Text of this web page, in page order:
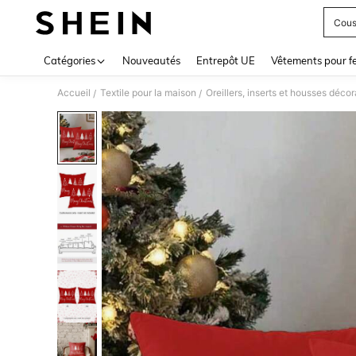
Catégories Nouveautés Entrepôt UE Vêtements pour
Accueil / Textile pour la maison / Oreillers, inserts et housses